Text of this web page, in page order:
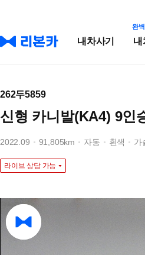
내차사기
완
내
262두5859
신형 카니발(KA4) 9인
2022.09 91,805km 자동 흰색 가
라이브 상담 가능